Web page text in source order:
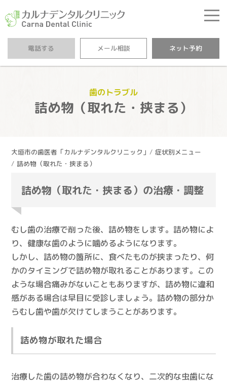
カルナデンタルクリニ
電話する メール相談 ネット予約
歯のトラブル
詰め物（取れた・挟まる）
大垣市の歯医者「カルナデンタルクリニック」
症状別メニュー
詰め物（取れた・挟まる）
詰め物（取れた・挟まる）の治療・調整
むし歯の治療で削った後、詰め物をします。詰め物によ
り、健康な歯のように噛めるようになります。
しかし、詰め物の箇所に、食べたものが挟まったり、何
かのタイミングで詰め物が取れることがあります。この
ような場合痛みがないこともありますが、詰め物に違和
感がある場合は早目に受診しましょう。詰め物の部分か
らむし歯や歯が欠けてしまうことがあります。
詰め物が取れた場合
治療した歯の詰め物が合わなくなり、二次的な虫歯にな